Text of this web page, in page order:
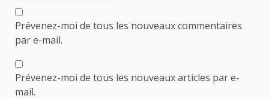
Prévenez-moi de tous les nouveaux commentaires
par e-mail.
Prévenez-moi de tous les nouveaux articles par e-
mail.